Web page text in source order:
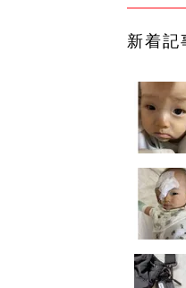
新着記